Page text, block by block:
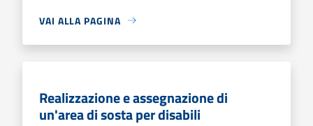
VAI ALLA PAGINA
Realizzazione e assegnazione di
un'area di sosta per disabili